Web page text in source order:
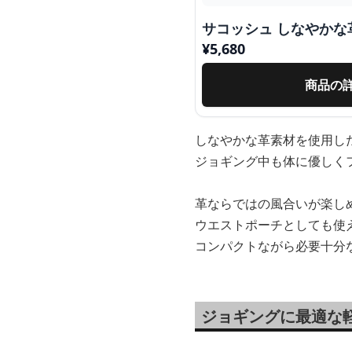
サコッシュ しなやか
¥5,680
商品の
しなやかな革素材を使用
ジョギング中も体に優し
革ならではの風合いが楽
ウエストポーチとしても
コンパクトながら必要十
ジョギングに最適な